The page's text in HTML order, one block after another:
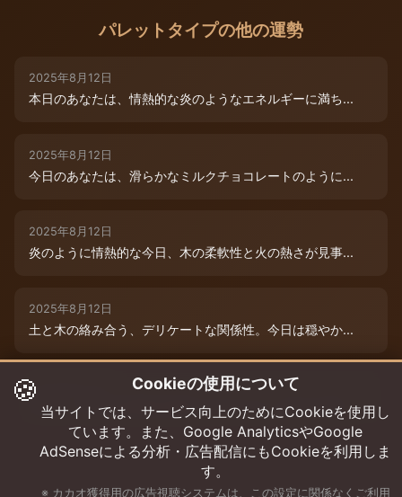
パレットタイプの他の運勢
2025年8月12日
本日のあなたは、情熱的な炎のようなエネルギーに満ち...
2025年8月12日
今日のあなたは、滑らかなミルクチョコレートのように...
2025年8月12日
炎のように情熱的な今日、木の柔軟性と火の熱さが見事...
2025年8月12日
土と木の絡み合う、デリケートな関係性。今日は穏やか...
2025年8月12日
本日は、木と水の絶妙な相生エネルギーが、あなたの可...
🍪 Cookieの使用について
当サイトでは、サービス向上のためにCookieを使用し
ています。また、Google AnalyticsやGoogle
AdSenseによる分析・広告配信にもCookieを利用しま
す。
※ カカオ獲得用の広告視聴システムは、この設定に関係なくご利用